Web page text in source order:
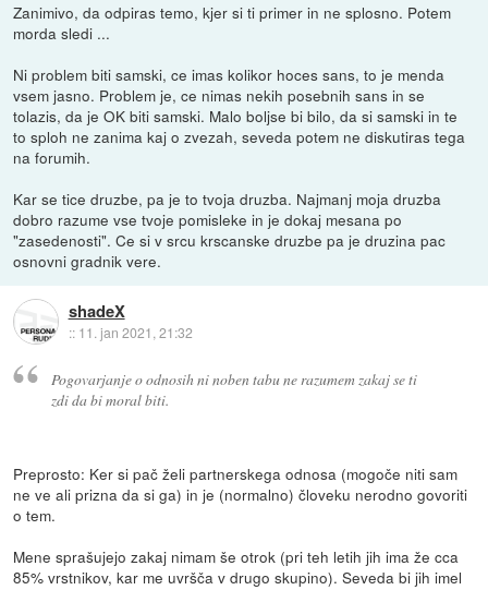
Zanimivo, da odpiras temo, kjer si ti primer in ne splosno. Potem
morda sledi ...
Ni problem biti samski, ce imas kolikor hoces sans, to je menda
vsem jasno. Problem je, ce nimas nekih posebnih sans in se
tolazis, da je OK biti samski. Malo boljse bi bilo, da si samski in te
to sploh ne zanima kaj o zvezah, seveda potem ne diskutiras tega
na forumih.
Kar se tice druzbe, pa je to tvoja druzba. Najmanj moja druzba
dobro razume vse tvoje pomisleke in je dokaj mesana po
"zasedenosti". Ce si v srcu krscanske druzbe pa je druzina pac
osnovni gradnik vere.
shadeX
:: 11. jan 2021, 21:32
Pogovarjanje o odnosih ni noben tabu ne razumem zakaj se ti
zdi da bi moral biti.
Preprosto: Ker si pač želi partnerskega odnosa (mogoče niti sam
ne ve ali prizna da si ga) in je (normalno) človeku nerodno govoriti
o tem.
Mene sprašujejo zakaj nimam še otrok (pri teh letih jih ima že cca
85% vrstnikov, kar me uvršča v drugo skupino). Seveda bi jih imel